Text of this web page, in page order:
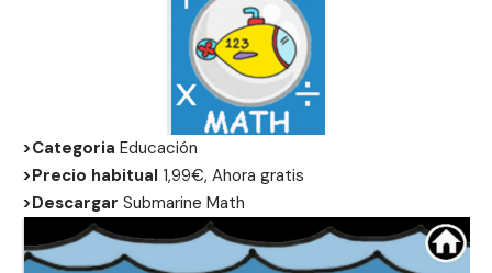
>Categoria Educación
>Precio habitual 1,99€, Ahora gratis
>Descargar Submarine Math